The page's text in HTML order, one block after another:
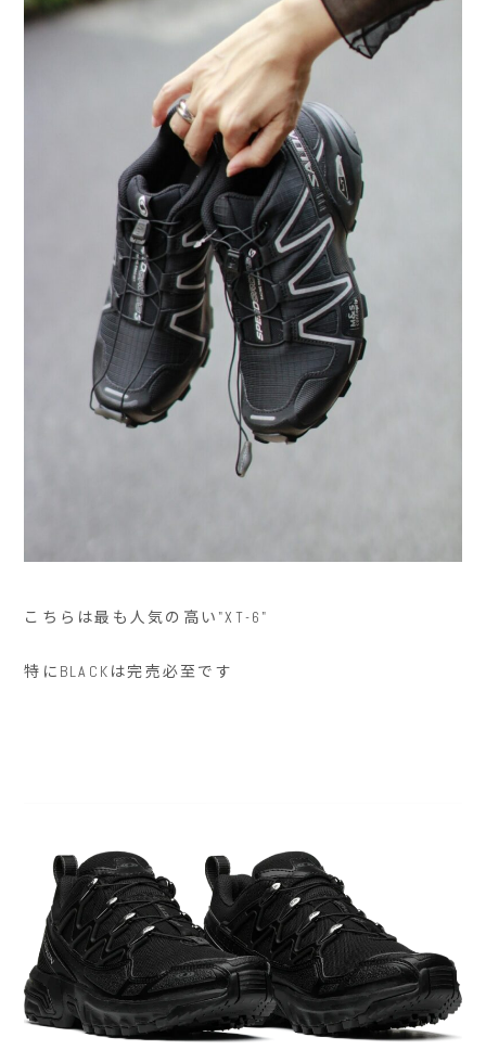
こちらは最も人気の高い"XT-6"
特にBLACKは完売必至です